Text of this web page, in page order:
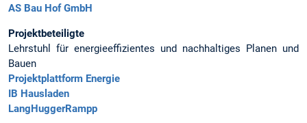
AS Bau Hof GmbH
Projektbeteiligte
Lehrstuhl für energieeffizientes und nachhaltiges Planen und
Bauen
Projektplattform Energie
IB Hausladen
LangHuggerRampp